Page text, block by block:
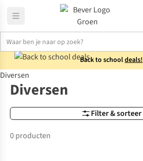
Back to schooldeals!
Merken
Diversen
Filter & sorteer
Diversen
0 producten